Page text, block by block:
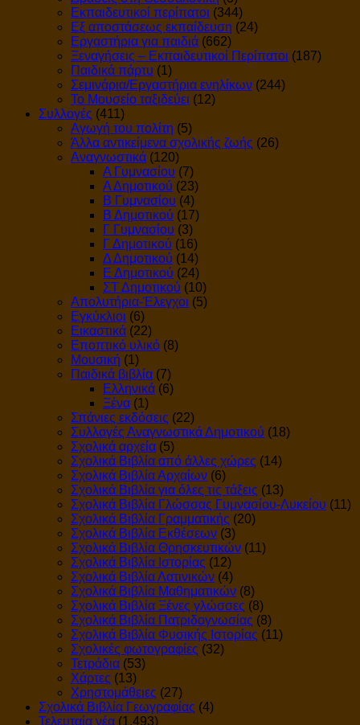
Εκπαιδευτικοί περίπατοι (344)
Εξ αποστάσεως εκπαίδευση (24)
Εργαστήρια για παιδιά (662)
Ξεναγήσεις – Εκπαιδευτικοί Περίπατοι (187)
Παιδικά πάρτυ (1)
Σεμινάρια/Εργαστήρια ενηλίκων (244)
Το Μουσείο ταξιδεύει (12)
Συλλογές (411)
Αγωγή του πολίτη (5)
Άλλα αντικείμενα σχολικής ζωής (26)
Αναγνωστικά (120)
Α Γυμνασίου (7)
Α Δημοτικού (23)
Β Γυμνασίου (4)
Β Δημοτικού (17)
Γ Γυμνασίου (3)
Γ Δημοτικού (16)
Δ Δημοτικού (14)
Ε Δημοτικού (24)
ΣΤ Δημοτικού (10)
Απολυτήρια-Έλεγχοι (5)
Εγκύκλιοι (6)
Εικαστικά (22)
Εποπτικό υλικό (8)
Μουσική (1)
Παιδικά βιβλία (7)
Ελληνικά (6)
Ξένα (1)
Σπάνιες εκδόσεις (22)
Συλλογές Αναγνωστικά Δημοτικού (18)
Σχολικά αρχεία (5)
Σχολικά Βιβλία από άλλες χώρες (14)
Σχολικά Βιβλία Αρχαίων (6)
Σχολικά Βιβλία για όλες τις τάξεις (13)
Σχολικά Βιβλία Γλώσσας Γυμνασίου-Λυκείου (11)
Σχολικά Βιβλία Γραμματικής (20)
Σχολικά Βιβλία Εκθέσεων (3)
Σχολικά Βιβλία Θρησκευτικών (11)
Σχολικά Βιβλία Ιστορίας (12)
Σχολικά Βιβλία Λατινικών (4)
Σχολικά Βιβλία Μαθηματικών (8)
Σχολικά Βιβλία Ξένες γλώσσες (8)
Σχολικά Βιβλία Πατριδογνωσίας (8)
Σχολικά Βιβλία Φυσικής Ιστορίας (11)
Σχολικές φωτογραφίες (32)
Τετράδια (53)
Χάρτες (13)
Χρηστομάθειες (27)
Σχολικά Βιβλία Γεωγραφίας (4)
Τελευταία νέα (1.493)